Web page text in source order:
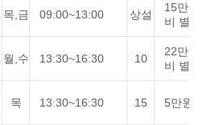
목,금 09:00~13:00 상설
15만원(
비 별도)
월,수 13:30~16:30 10
22만원(
비 별도)
목 13:30~16:30 15 5만원